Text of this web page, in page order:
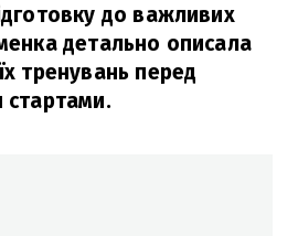
до важливих
детально описала
тренувань перед
стартами.